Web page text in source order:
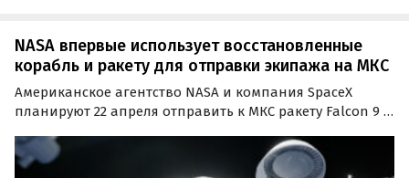
NASA впервые использует восстановленные
корабль и ракету для отправки экипажа на МКС
Американское агентство NASA и компания SpaceX
планируют 22 апреля отправить к МКС ракету Falcon 9 с
астронавтами на борту.